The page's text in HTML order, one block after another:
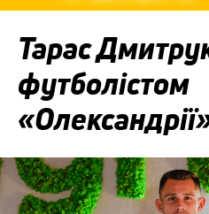
Тарас
футболістом